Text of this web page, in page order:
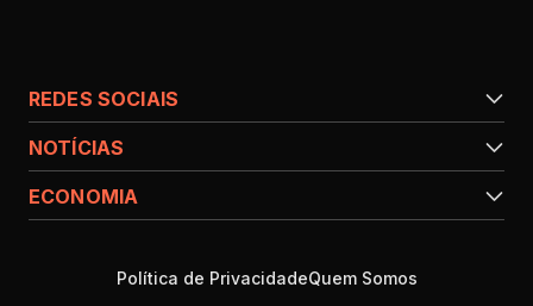
REDES SOCIAIS
NOTÍCIAS
ECONOMIA
Política de PrivacidadeQuem Somos